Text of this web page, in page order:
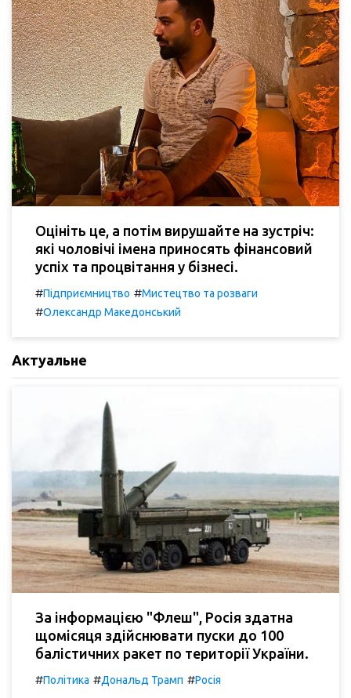
Оцініть це, а потім вирушайте на зустріч:
які чоловічі імена приносять фінансовий
успіх та процвітання у бізнесі.
#Підприємництво #Мистецтво та розваги
#Олександр Македонський
Актуальне
За інформацією "Флеш", Росія здатна
щомісяця здійснювати пуски до 100
балістичних ракет по території України.
#Політика #Дональд Трамп #Росія